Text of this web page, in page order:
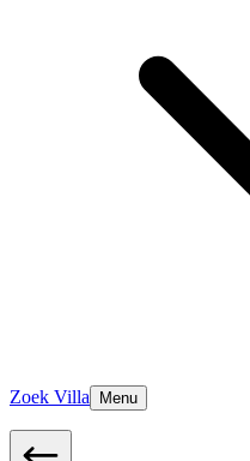
Zoek Villa Menu